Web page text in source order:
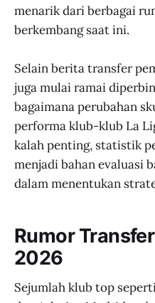
menarik dari berbagai
berkembang saat ini.
Selain berita transfer
juga mulai ramai
bagaimana perubahan
performa klub-klub La
kalah penting, statistik
menjadi bahan evaluasi
dalam menentukan
Rumor
2026
Sejumlah klub top